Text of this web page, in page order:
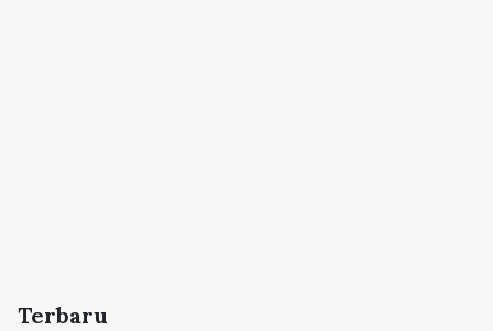
Terbaru